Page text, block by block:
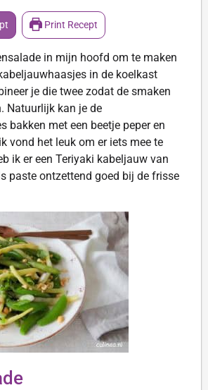
Print Recept
in mijn hoofd om te maken
in de koelkast
je die twee zodat de smaken
Natuurlijk kan je de
bakken met een beetje peper en
vond het leuk om er iets mee te
ik er een Teriyaki kabeljauw van
paste ontzettend goed bij de frisse